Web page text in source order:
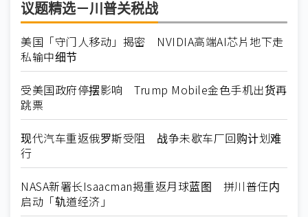
议题精选－川普关税战
美国「守门人移动」揭密 NVIDIA高端AI芯片地下走
私输中细节
受美国政府停摆影响 Trump Mobile金色手机出货再
跳票
现代汽车重返俄罗斯受阻 战争未歇车厂回购计划难
行
NASA新署长Isaacman揭重返月球蓝图 拼川普任内
启动「轨道经济」